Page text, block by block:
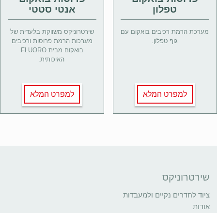
טפלון
מערכת הרמת רכיבים בואקום עם
גוף טפלון.
למפרט המלא
אנטי סטטי
שירטרוניקס משווקת בלעדית של
מערכות הרמת פרוסות ורכיבים
בואקום מבית FLUORO
האיכותית.
למפרט המלא
שירטרוניקס
ציוד לחדרים נקיים ולמעבדות
אודות